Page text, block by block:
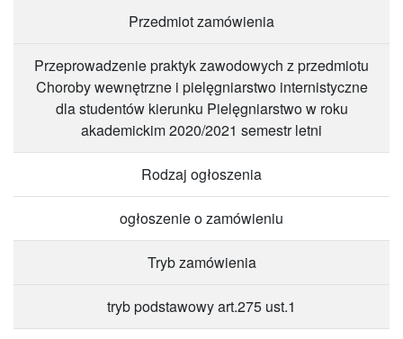
Przedmiot zamówienia
Przeprowadzenie praktyk zawodowych z przedmiotu
Choroby wewnętrzne i pielęgniarstwo internistyczne
dla studentów kierunku Pielęgniarstwo w roku
akademickim 2020/2021 semestr letni
Rodzaj ogłoszenia
ogłoszenie o zamówieniu
Tryb zamówienia
tryb podstawowy art.275 ust.1